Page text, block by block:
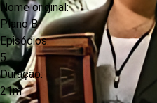
Nome original:
Plano B
Episódios:
5
Duração:
21m